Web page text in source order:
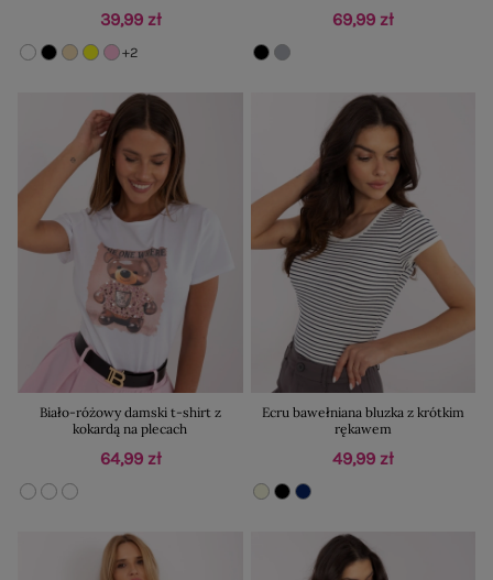
39,99 zł
+2
69,99 zł
Biało-różowy damski t-shirt z
kokardą na plecach
64,99 zł
Ecru bawełniana bluzka z krótkim
rękawem
49,99 zł